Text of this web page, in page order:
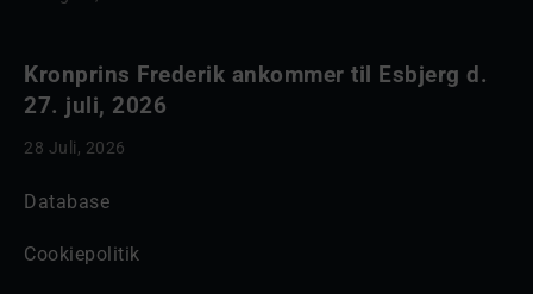
Kronprins Frederik ankommer til Esbjerg d.
27. juli, 2026
28 Juli, 2026
Database
Cookiepolitik